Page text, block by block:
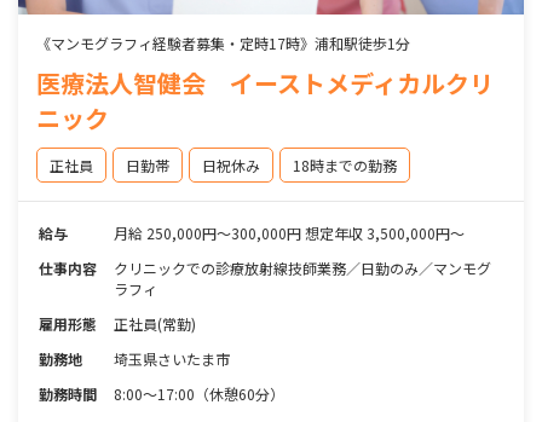
《マンモグラフィ経験者募集・定時17時》浦和駅徒歩1分
医療法人智健会 イーストメディカルクリ
ニック
正社員 日勤帯 日祝休み 18時までの勤務
給与
月給 250,000円～300,000円 想定年収 3,500,000円～
仕事内容
クリニックでの診療放射線技師業務／日勤のみ／マンモグ
ラフィ
雇用形態
正社員(常勤)
勤務地
埼玉県さいたま市
勤務時間
8:00～17:00（休憩60分）